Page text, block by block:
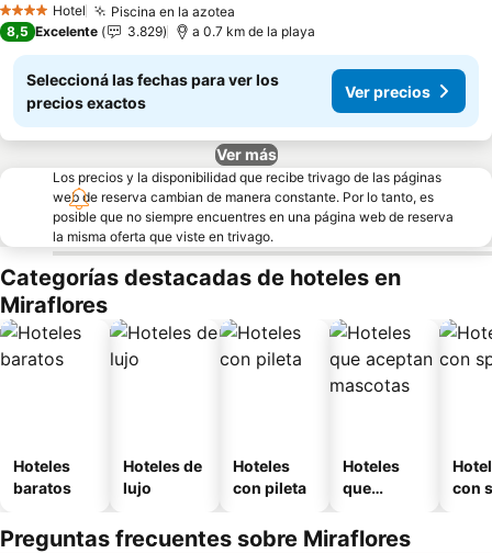
4 EstrellasHotel Piscina en la azotea
8,5 Excelente 3.829 a 0.7 km de la playa
Seleccioná las fechas para ver los
precios exactos
Ver precios
Ver más
Los precios y la disponibilidad que recibe trivago de las páginas
web de reserva cambian de manera constante. Por lo tanto, es
posible que no siempre encuentres en una página web de reserva
la misma oferta que viste en trivago.
Categorías destacadas de hoteles en
Miraflores
Hoteles
baratos
Hoteles de
lujo
Hoteles
con pileta
Hoteles
que
mascotas
con
Preguntas frecuentes sobre Miraflores